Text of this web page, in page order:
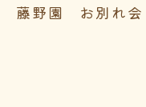
藤野園 お別れ会